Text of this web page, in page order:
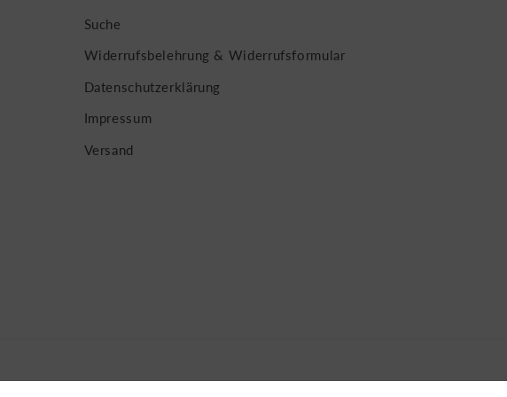
Suche
Widerrufsbelehrung & Widerrufsformular
Datenschutzerklärung
Impressum
Versand